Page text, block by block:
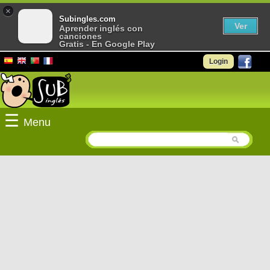
Login
☰ Menu
×
Subingles.com
Aprender inglés con
canciones
Gratis - En Google Play
Ver